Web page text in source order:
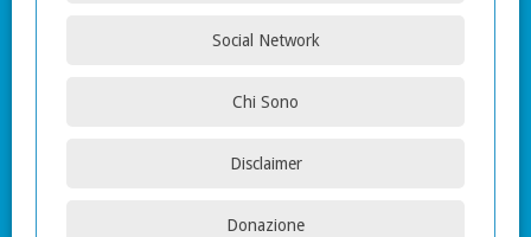
Social Network
Chi Sono
Disclaimer
Donazione